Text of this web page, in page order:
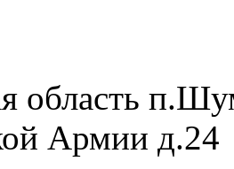
область
Армии д.24